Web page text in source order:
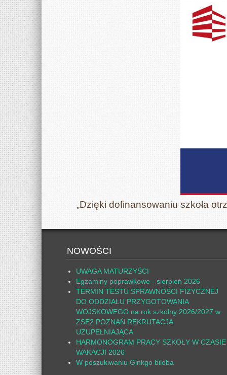
„Dzięki dofinansowaniu szkoła
NOWOŚCI
UWAGA MATURZYŚCI
Egzaminy poprawkowe - sierpień 2026
TERMIN TESTU SPRAWNOŚCI FIZYCZNEJ
DO ODDZIAŁU PRZYGOTOWANIA
WOJSKOWEGO na rok szkolny 2026/2027 w
ZSE2 POZNAŃ REKRUTACJA
UZUPEŁNIAJĄCA
HARMONOGRAM PRACY SZKOŁY W CZASIE
WAKACJI 2026
W poszukiwaniu Ginkgo biloba